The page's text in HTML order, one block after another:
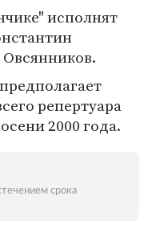
исполнят
репертуара
2000 года.
срока